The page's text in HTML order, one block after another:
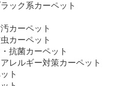
ック系カーペット
カーペット
カーペット
抗菌カーペット
レルギー対策カーペット
ト